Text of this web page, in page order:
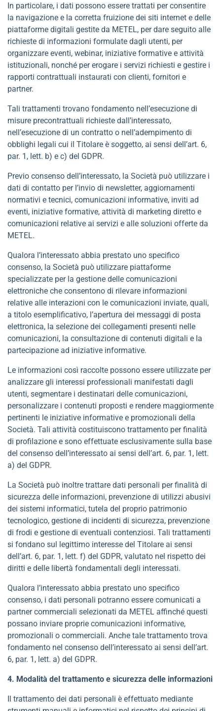
In particolare, i dati possono essere trattati per consentire
la navigazione e la corretta fruizione dei siti internet e delle
piattaforme digitali gestite da METEL, per dare seguito alle
richieste di informazioni formulate dagli utenti, per
organizzare eventi, webinar, iniziative formative e attività
istituzionali, nonché per erogare i servizi richiesti e gestire i
rapporti contrattuali instaurati con clienti, fornitori e
partner.
Tali trattamenti trovano fondamento nell’esecuzione di
misure precontrattuali richieste dall’interessato,
nell’esecuzione di un contratto o nell’adempimento di
obblighi legali cui il Titolare è soggetto, ai sensi dell’art. 6,
par. 1, lett. b) e c) del GDPR.
Previo consenso dell’interessato, la Società può utilizzare i
dati di contatto per l’invio di newsletter, aggiornamenti
normativi e tecnici, comunicazioni informative, inviti ad
eventi, iniziative formative, attività di marketing diretto e
comunicazioni relative ai servizi e alle soluzioni offerte da
METEL.
Qualora l’interessato abbia prestato uno specifico
consenso, la Società può utilizzare piattaforme
specializzate per la gestione delle comunicazioni
elettroniche che consentono di rilevare informazioni
relative alle interazioni con le comunicazioni inviate, quali,
a titolo esemplificativo, l’apertura dei messaggi di posta
elettronica, la selezione dei collegamenti presenti nelle
comunicazioni, la consultazione di contenuti digitali e la
partecipazione ad iniziative informative.
Le informazioni così raccolte possono essere utilizzate per
analizzare gli interessi professionali manifestati dagli
utenti, segmentare i destinatari delle comunicazioni,
personalizzare i contenuti proposti e rendere maggiormente
pertinenti le iniziative informative e promozionali della
Società. Tali attività costituiscono trattamento per finalità
di profilazione e sono effettuate esclusivamente sulla base
del consenso dell’interessato ai sensi dell’art. 6, par. 1, lett.
a) del GDPR.
La Società può inoltre trattare dati personali per finalità di
sicurezza delle informazioni, prevenzione di utilizzi abusivi
dei sistemi informatici, tutela del proprio patrimonio
tecnologico, gestione di incidenti di sicurezza, prevenzione
di frodi e gestione di eventuali contenziosi. Tali trattamenti
si fondano sul legittimo interesse del Titolare ai sensi
dell’art. 6, par. 1, lett. f) del GDPR, valutato nel rispetto dei
diritti e delle libertà fondamentali degli interessati.
Qualora l’interessato abbia prestato uno specifico
consenso, i dati personali potranno essere comunicati a
partner commerciali selezionati da METEL affinché questi
possano inviare proprie comunicazioni informative,
promozionali o commerciali. Anche tale trattamento trova
fondamento nel consenso dell’interessato ai sensi dell’art.
6, par. 1, lett. a) del GDPR.
4. Modalità del trattamento e sicurezza delle informazioni
Il trattamento dei dati personali è effettuato mediante